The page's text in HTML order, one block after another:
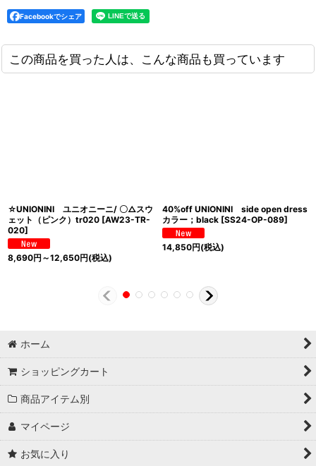
Facebookでシェア
この商品を買った人は、こんな商品も買っています
☆UNIONINI ユニオニーニ/ 〇△スウ
ェット（ピンク）tr020 [AW23-TR-
020]
8,690円 ～12,650円(税込)
40%off UNIONINI side open dress
カラー；black [SS24-OP-089]
14,850円(税込)
ホーム
ショッピングカート
商品アイテム別
マイページ
お気に入り